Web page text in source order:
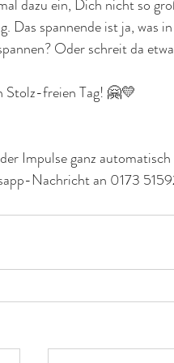
dazu ein, Dich nicht so
Das spannende ist ja, was
Oder schreit da
Stolz-freien Tag! 🤗💛
Impulse ganz
Nachricht an 0173